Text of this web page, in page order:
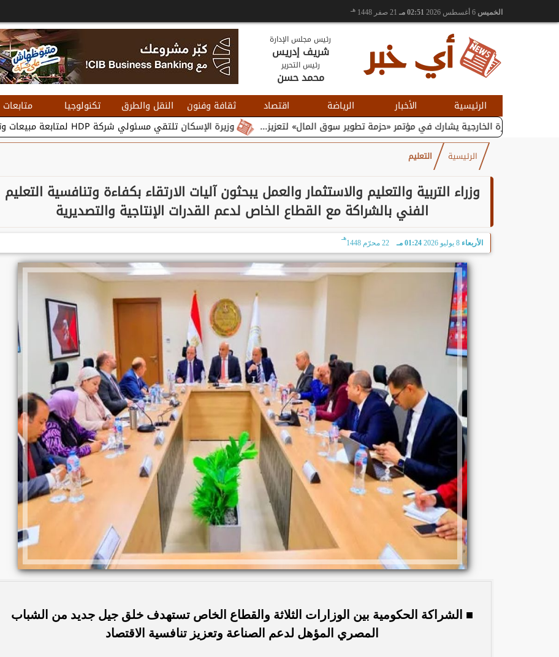
الخميس 02:51 مـ 21 صفر 1448 هـ
رئيس مجلس الإدارة
شريف إدريس
رئيس التحرير
محمد حسن
الرئيسية الأخبار الرياضة اقتصاد ثقافة وفنون النقل والطرق تكنولوجيا متابعات
وزيرة الإسكان تلتقي مسئولي شركة HDP لمتابعة مبيعات وتسويق مشروعات المدن الجديدة... الخارجية يشارك في مؤتمر «حزمة تطوير سوق المال» لتعزيز...
الرئيسية التعليم
وزراء التربية والتعليم والاستثمار والعمل يبحثون آليات الارتقاء بكفاءة وتنافسية التعليم
الفني بالشراكة مع القطاع الخاص لدعم القدرات الإنتاجية والتصديرية
الأربعاء 8 يوليو 2026 01:24 مـ 22 محرّم 1448
هـ
■ الشراكة الحكومية بين الوزارات الثلاثة والقطاع الخاص تستهدف خلق جيل جديد من الشباب
المصري المؤهل لدعم الصناعة وتعزيز تنافسية الاقتصاد